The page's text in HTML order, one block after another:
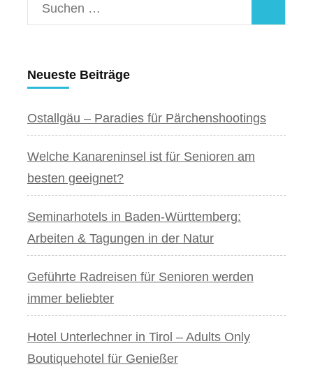
Suchen
nach:
Neueste Beiträge
Ostallgäu – Paradies für Pärchenshootings
Welche Kanareninsel ist für Senioren am
besten geeignet?
Seminarhotels in Baden-Württemberg:
Arbeiten & Tagungen in der Natur
Geführte Radreisen für Senioren werden
immer beliebter
Hotel Unterlechner in Tirol – Adults Only
Boutiquehotel für Genießer